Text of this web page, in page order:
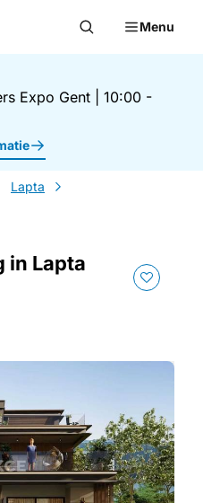
Menu
Expo Gent
10:00 -
Lapta
in Lapta